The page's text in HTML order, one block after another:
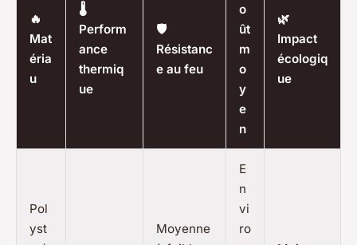
🔥
Mat
éria
u
🌡️
Perform
ance
thermiq
ue
🛡️
Résistanc
e au feu
o
ût
m
o
y
e
n
🌿
Impact
écologiq
ue
Pol
yst
Moyenne
E
n
vi
ro